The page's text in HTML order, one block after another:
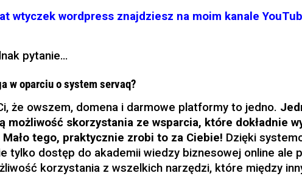
wtyczek wordpress znajdziesz na moim kanale
pytanie…
w oparciu o system servaq?
że owszem, domena i darmowe platformy to jedno.
możliwość skorzystania ze wsparcia, które dokładnie
Mało tego, praktycznie zrobi to za Ciebie! Dzięki
tylko dostęp do akademii wiedzy biznesowej online ale
korzystania z wszelkich narzędzi, które między